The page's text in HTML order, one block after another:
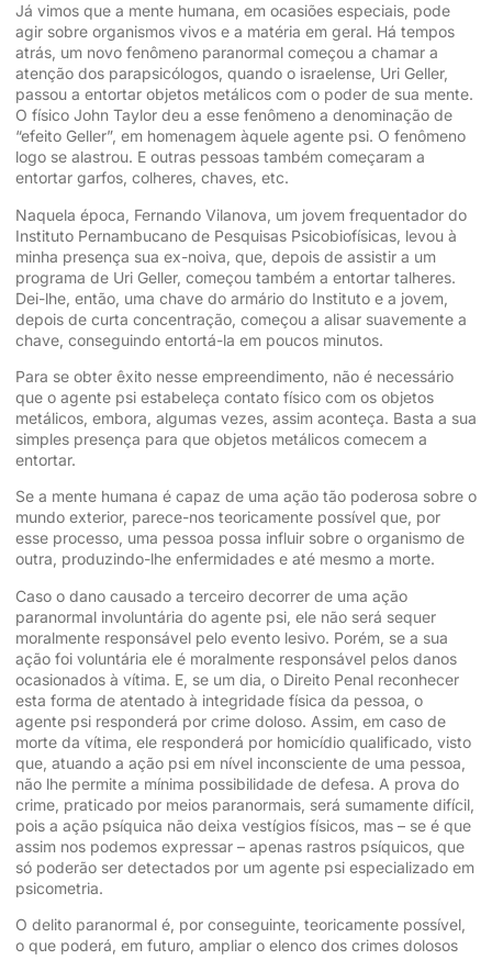
Já vimos que a mente humana, em ocasiões especiais, pode
agir sobre organismos vivos e a matéria em geral. Há tempos
atrás, um novo fenômeno paranormal começou a chamar a
atenção dos parapsicólogos, quando o israelense, Uri Geller,
passou a entortar objetos metálicos com o poder de sua mente.
O físico John Taylor deu a esse fenômeno a denominação de
“efeito Geller”, em homenagem àquele agente psi. O fenômeno
logo se alastrou. E outras pessoas também começaram a
entortar garfos, colheres, chaves, etc.
Naquela época, Fernando Vilanova, um jovem frequentador do
Instituto Pernambucano de Pesquisas Psicobiofísicas, levou à
minha presença sua ex-noiva, que, depois de assistir a um
programa de Uri Geller, começou também a entortar talheres.
Dei-lhe, então, uma chave do armário do Instituto e a jovem,
depois de curta concentração, começou a alisar suavemente a
chave, conseguindo entortá-la em poucos minutos.
Para se obter êxito nesse empreendimento, não é necessário
que o agente psi estabeleça contato físico com os objetos
metálicos, embora, algumas vezes, assim aconteça. Basta a sua
simples presença para que objetos metálicos comecem a
entortar.
Se a mente humana é capaz de uma ação tão poderosa sobre o
mundo exterior, parece-nos teoricamente possível que, por
esse processo, uma pessoa possa influir sobre o organismo de
outra, produzindo-lhe enfermidades e até mesmo a morte.
Caso o dano causado a terceiro decorrer de uma ação
paranormal involuntária do agente psi, ele não será sequer
moralmente responsável pelo evento lesivo. Porém, se a sua
ação foi voluntária ele é moralmente responsável pelos danos
ocasionados à vítima. E, se um dia, o Direito Penal reconhecer
esta forma de atentado à integridade física da pessoa, o
agente psi responderá por crime doloso. Assim, em caso de
morte da vítima, ele responderá por homicídio qualificado, visto
que, atuando a ação psi em nível inconsciente de uma pessoa,
não lhe permite a mínima possibilidade de defesa. A prova do
crime, praticado por meios paranormais, será sumamente difícil,
pois a ação psíquica não deixa vestígios físicos, mas – se é que
assim nos podemos expressar – apenas rastros psíquicos, que
só poderão ser detectados por um agente psi especializado em
psicometria.
O delito paranormal é, por conseguinte, teoricamente possível,
o que poderá, em futuro, ampliar o elenco dos crimes dolosos